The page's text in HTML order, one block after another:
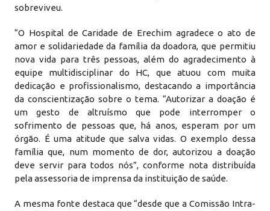
sobreviveu.
“O Hospital de Caridade de Erechim agradece o ato de
amor e solidariedade da família da doadora, que permitiu
nova vida para três pessoas, além do agradecimento à
equipe multidisciplinar do HC, que atuou com muita
dedicação e profissionalismo, destacando a importância
da conscientização sobre o tema. “Autorizar a doação é
um gesto de altruísmo que pode interromper o
sofrimento de pessoas que, há anos, esperam por um
órgão. É uma atitude que salva vidas. O exemplo dessa
família que, num momento de dor, autorizou a doação
deve servir para todos nós”, conforme nota distribuída
pela assessoria de imprensa da instituição de saúde.
A mesma fonte destaca que “desde que a Comissão Intra-